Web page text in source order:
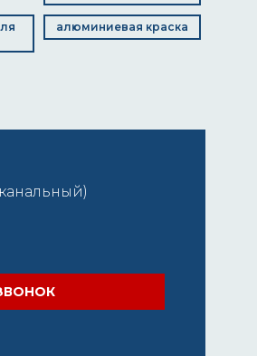
алюминиевая краска